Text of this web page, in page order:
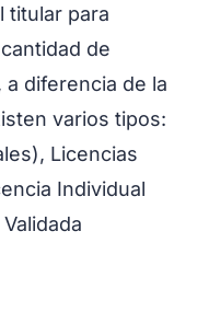
titular para
de
diferencia de la
varios tipos:
Licencias
Individual